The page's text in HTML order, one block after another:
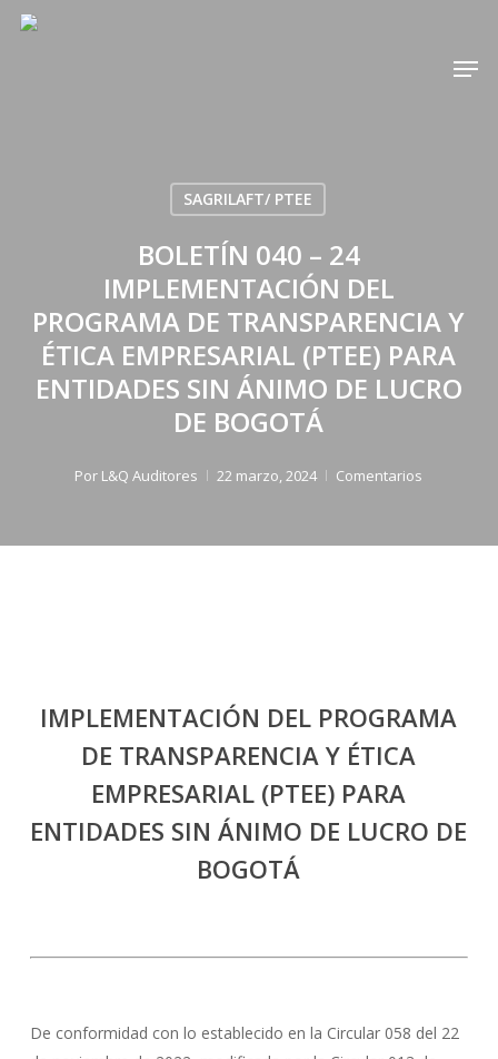
Skip
SAGRILAFT/ PTEE
BOLETÍN 040 – 24
IMPLEMENTACIÓN DEL
PROGRAMA DE TRANSPARENCIA Y
ÉTICA EMPRESARIAL (PTEE) PARA
ENTIDADES SIN ÁNIMO DE LUCRO
DE BOGOTÁ
Por L&Q Auditores 22 marzo, 2024 Comentarios
IMPLEMENTACIÓN DEL PROGRAMA
DE TRANSPARENCIA Y ÉTICA
EMPRESARIAL (PTEE) PARA
ENTIDADES SIN ÁNIMO DE LUCRO DE
BOGOTÁ
De conformidad con lo establecido en la Circular 058 del 22